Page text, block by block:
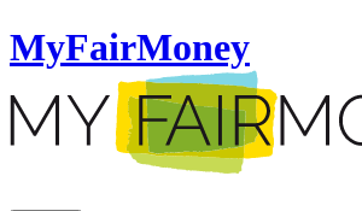
MyFairMoney